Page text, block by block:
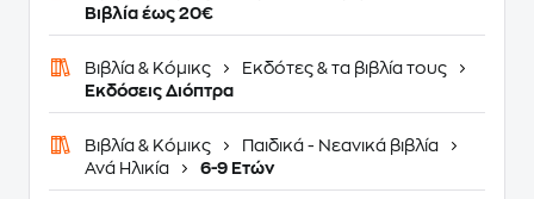
Βιβλία έως 20€
Βιβλία & Κόμικς
Εκδότες & τα βιβλία τους
Εκδόσεις Διόπτρα
Βιβλία & Κόμικς
Παιδικά - Νεανικά βιβλία
Ανά Ηλικία
6-9 Ετών